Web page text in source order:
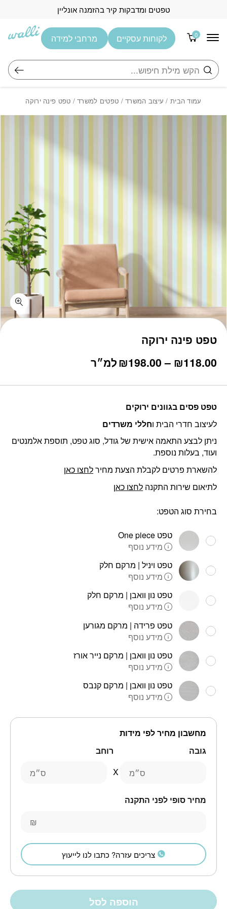
טפטים ומדבקות קיר בהזמנה אונליין
0
חיפוש
לקוחות עסקיים מרחבי למידה
עמוד הבית/ עיצוב המשרד/ טפטים למשרד/ טפט פינה ירוקה
טפט פינה ירוקה
₪118.00
–
₪198.00
טווח
⁦₪118.00⁩
למ״ר
טפט פסים בגוונים ירוקים
לעיצוב חדרי הבית וחללי משרדים
ניתן לבצע התאמה אישית של גודל, סוג טפט, תוספת אלמנטים
ועוד, בעלות נוספת.
להשארת פרטים לקבלת הצעת מחירלחצו כאן
לתיאום שירות התקנה לחצו כאן
בחירת סוג הטפט:
טפט One piece
מידע נוסף
טפט ויניל | מרקם חלק
מידע נוסף
טפט נון וואבן | מרקם חלק
מידע נוסף
טפט פרידה | מרקם מגורען
מידע נוסף
טפט נון וואבן | מרקם נייר אורז
מידע נוסף
טפט נון וואבן | מרקם קנבס
מידע נוסף
מחשבון מחיר לפי מידות
גובה
ס״מ
רוחב
ס״מ
מחיר סופי לפני התקנה
₪
צריכים עזרה? כתבו לנו לייעוץ
הוספה לסל